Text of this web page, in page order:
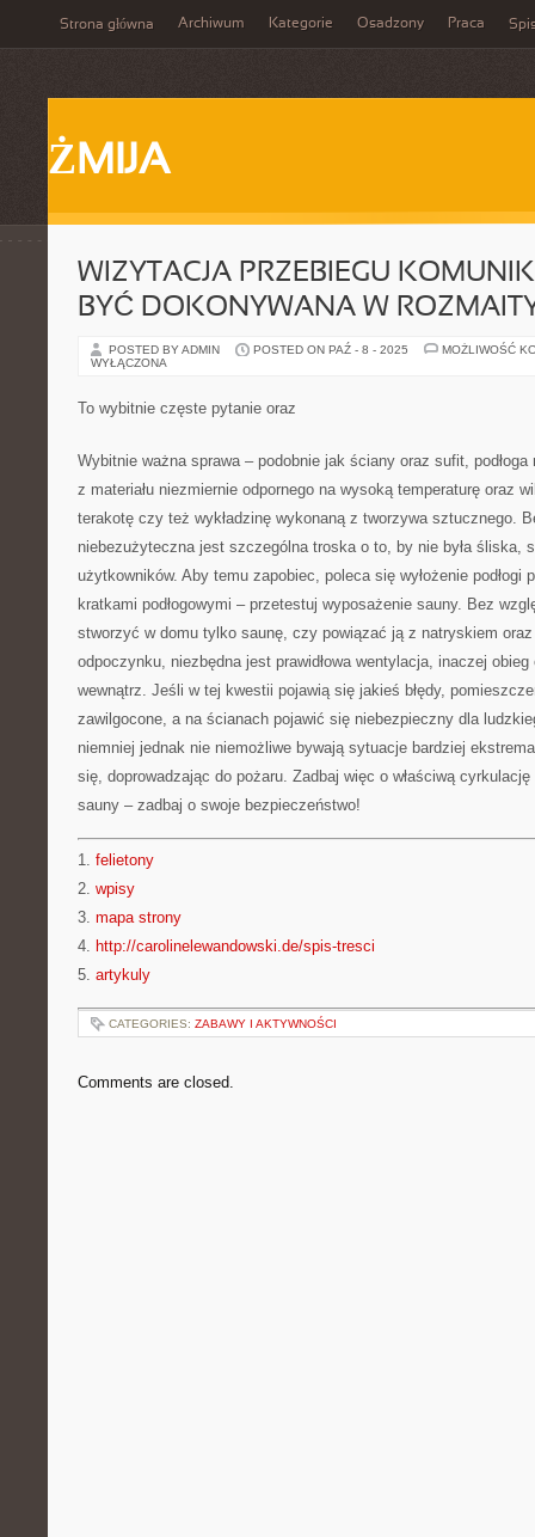
Strona główna Archiwum Kategorie Osadzony Praca
ŻMIJA
WIZYTACJA PRZEBIEGU
BYĆ DOKONYWANA W
POSTED BY ADMIN POSTED ON PAŹ - 8 - 2025
MOŻLIWOŚĆ
WYŁĄCZONA
To wybitnie częste pytanie oraz
Wybitnie ważna sprawa – podobnie jak ściany oraz sufit,
z materiału niezmiernie odpornego na wysoką temperaturę oraz
terakotę czy też wykładzinę wykonaną z tworzywa sztucznego.
niebezużyteczna jest szczególna troska o to, by nie była śliska,
użytkowników. Aby temu zapobiec, poleca się wyłożenie podłogi
kratkami podłogowymi – przetestuj wyposażenie sauny. Bez
stworzyć w domu tylko saunę, czy powiązać ją z natryskiem
odpoczynku, niezbędna jest prawidłowa wentylacja, inaczej
wewnątrz. Jeśli w tej kwestii pojawią się jakieś błędy,
zawilgocone, a na ścianach pojawić się niebezpieczny dla
niemniej jednak nie niemożliwe bywają sytuacje bardziej
się, doprowadzając do pożaru. Zadbaj więc o właściwą
sauny – zadbaj o swoje bezpieczeństwo!
1. felietony
2. wpisy
3. mapa strony
4. http://carolinelewandowski.de/spis-tresci
5. artykuly
CATEGORIES: ZABAWY I AKTYWNOŚCI
Comments are closed.